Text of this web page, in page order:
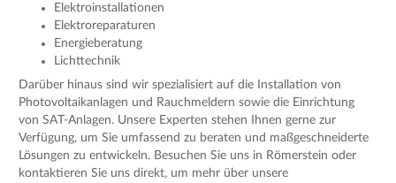
Elektroinstallationen
Elektroreparaturen
Energieberatung
Lichttechnik
Darüber hinaus sind wir spezialisiert auf die Installation von
Photovoltaikanlagen und Rauchmeldern sowie die Einrichtung
von SAT-Anlagen. Unsere Experten stehen Ihnen gerne zur
Verfügung, um Sie umfassend zu beraten und maßgeschneiderte
Lösungen zu entwickeln. Besuchen Sie uns in Römerstein oder
kontaktieren Sie uns direkt, um mehr über unsere